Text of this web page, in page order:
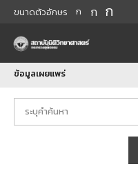
ขนาดตัวอักษร ก ก ก
ข้อมูลเผยแพร่